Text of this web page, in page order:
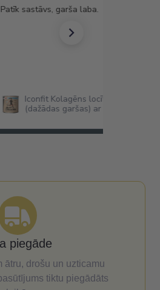
Patīk sastāvs, garša laba.
Iconfit Kolagēns locītavām Joint
(dažādas garšas) ar Glikozamīnu,
piegāde
ātru, drošu un uzticamu
tiktu piegādāts